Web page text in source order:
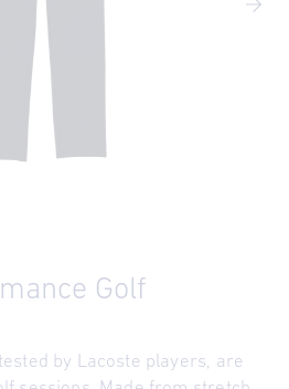
Golf
by Lacoste players, are